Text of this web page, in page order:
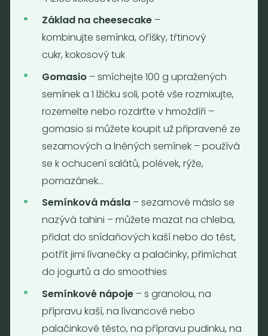
Nebaleno s.r.o.
Bezobalové vegan potraviny
drogerie a minikavárna
Jaromírova 495/16
Praha 2 - Nusle
Tel.: (+420) 723 736 413
info@nebaleno.eu
Sobota 10:00 - 16:00
Neděle - zavřeno
Provozní informace
Reklamační formulář
Kolektiv
Základ na cheesecake –
kombinujte semínka, oříšky, třtinový
cukr, kokosový tuk
Gomasio – smíchejte 100 g upražených
semínek a 1 lžičku soli, poté vše rozmixujte,
rozemelte nebo rozdrťte v hmoždíři –
gomasio si můžete koupit už připravené ze
sezamových a lněných semínek – používá
se k ochucení salátů, polévek, rýže,
pomazánek…
Semínková másla – sezamové máslo se
nazývá tahini – můžete mazat na chleba,
přidat do snídaňových kaší nebo do těst,
potřít jimi lívanečky a palačinky, přimíchat
do jogurtů a do smoothies
Semínkové nápoje – s granolou, na
přípravu kaší, na lívancové nebo
palačinkové těsto, na přípravu pudinku, na